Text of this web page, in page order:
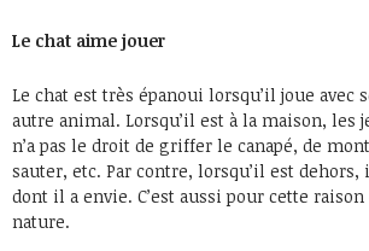
Le chat aime jouer
Le chat est très épanoui lorsqu’il joue avec
autre animal. Lorsqu’il est à la maison, les
n’a pas le droit de griffer le canapé, de
sauter, etc. Par contre, lorsqu’il est
dont il a envie. C’est aussi pour cette
nature.